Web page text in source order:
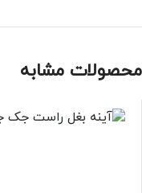
محصولات مشابه